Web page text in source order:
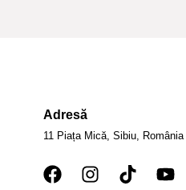
Adresă
11 Piața Mică, Sibiu, România